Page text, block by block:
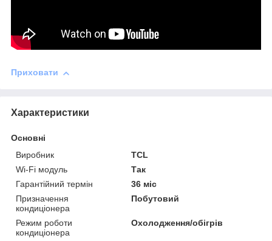
Приховати
Характеристики
Основні
Виробник
TCL
Wi-Fi модуль
Так
Гарантійний термін
36 міс
Призначення
кондиціонера
Побутовий
Режим роботи
кондиціонера
Охолодження/обігрів